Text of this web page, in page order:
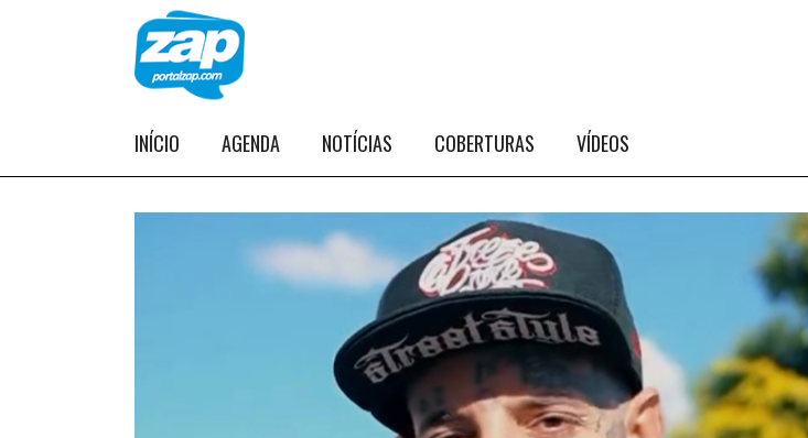
INÍCIO AGENDA NOTÍCIAS COBERTURAS VÍDEOS